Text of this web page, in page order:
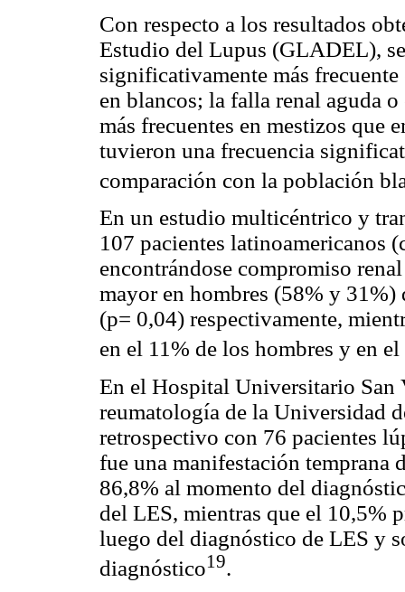
Con respecto a los resultados
Estudio del Lupus (GLADEL),
significativamente más
en blancos; la falla renal aguda
más frecuentes en mestizos que
tuvieron una frecuencia
comparación con la población
En un estudio multicéntrico y
107 pacientes latinoamericanos
encontrándose compromiso
mayor en hombres (58% y
(p= 0,04) respectivamente,
en el 11% de los hombres y en
En el Hospital Universitario San
reumatología de la Universidad
retrospectivo con 76 pacientes
fue una manifestación temprana
86,8% al momento del
del LES, mientras que el 10,5%
luego del diagnóstico de LES y
diagnóstico19.